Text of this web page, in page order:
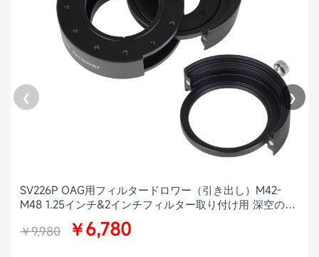
❮
SV226P OAG用フィルタードロワー（引き出し）M42-
M48 1.25インチ&2インチフィルター取り付け用 深空の天
￥9,980 ￥6,780
❯